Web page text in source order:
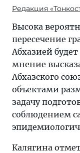
Редакция
Высока
пересечение
Абхазией будет
мнение
Абхазского
объектами
задачу
соблюдением
Калягина